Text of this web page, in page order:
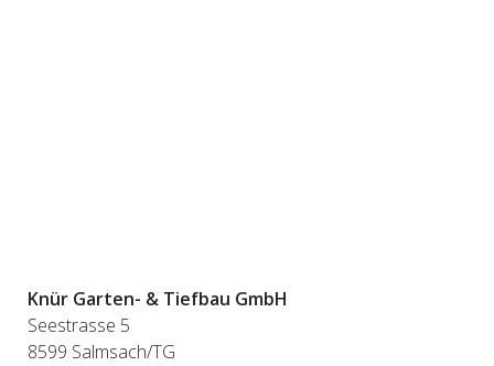
Knür Garten- & Tiefbau GmbH
Seestrasse 5
8599 Salmsach/TG